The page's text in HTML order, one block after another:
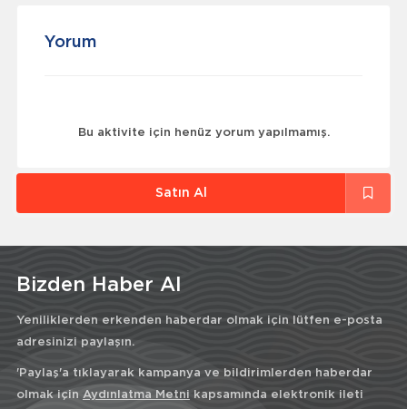
Yorum
Bu aktivite için henüz yorum yapılmamış.
Satın Al
Bizden Haber Al
Yeniliklerden erkenden haberdar olmak için lütfen e-posta
adresinizi paylaşın.
'Paylaş'a tıklayarak kampanya ve bildirimlerden haberdar
olmak için Aydınlatma Metni kapsamında elektronik ileti